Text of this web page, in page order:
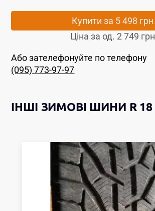
Купити за 5 498 грн
Ціна за од. 2 749 грн
Або зателефонуйте по телефону
(095) 773-97-97
ІНШІ ЗИМОВІ ШИНИ R 18